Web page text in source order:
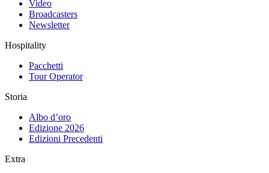
Video
Broadcasters
Newsletter
Hospitality
Pacchetti
Tour Operator
Storia
Albo d’oro
Edizione 2026
Edizioni Precedenti
Extra